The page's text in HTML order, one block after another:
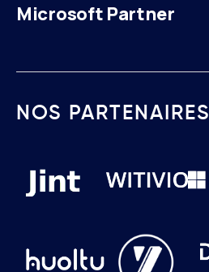
Microsoft Partner
NOS PARTENAIRES